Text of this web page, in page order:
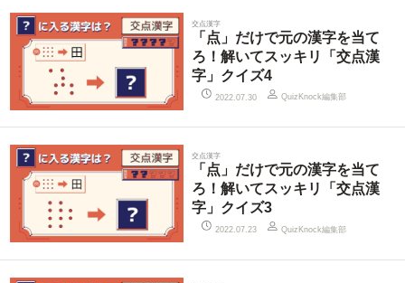
交点漢字
「点」だけで元の漢字を当て
ろ！解いてスッキリ「交点漢
字」クイズ4
2022.07.30 QuizKnock編集部
交点漢字
「点」だけで元の漢字を当て
ろ！解いてスッキリ「交点漢
字」クイズ3
2022.07.23 QuizKnock編集部